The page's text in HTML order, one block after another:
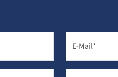
E-Mail*